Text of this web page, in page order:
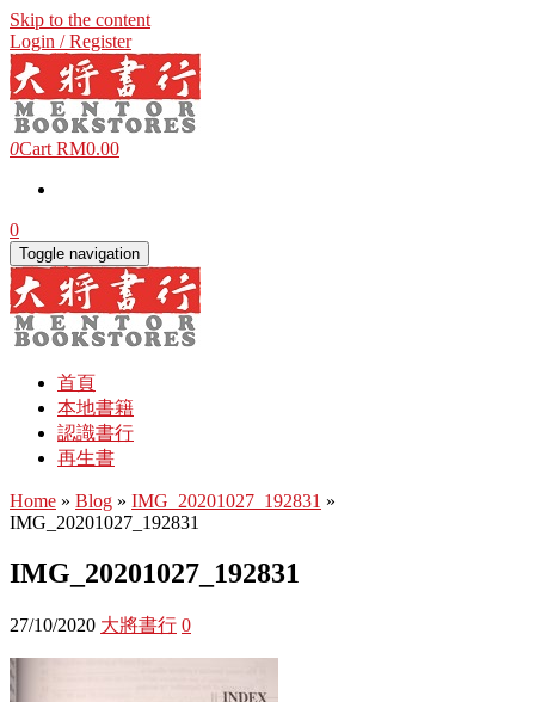
Skip to the content
Login / Register
0Cart RM0.00
0
Toggle navigation
首頁
本地書籍
認識書行
再生書
Home » Blog » IMG_20201027_192831 »
IMG_20201027_192831
IMG_20201027_192831
27/10/2020 大將書行 0